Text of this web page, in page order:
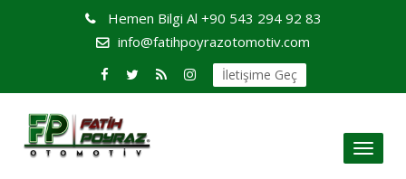
Hemen Bilgi Al +90 543 294 92 83
info@fatihpoyrazotomotiv.com
İletişime Geç
Toggle